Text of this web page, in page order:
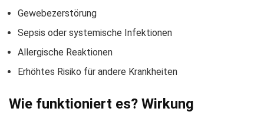
Gewebezerstörung
Sepsis oder systemische Infektionen
Allergische Reaktionen
Erhöhtes Risiko für andere Krankheiten
Wie funktioniert es? Wirkung